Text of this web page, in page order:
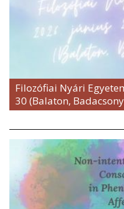
Filozófiai Nyári
30 (Balaton,